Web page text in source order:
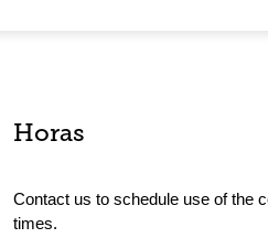
Horas
Contact us to schedule use of the
times.